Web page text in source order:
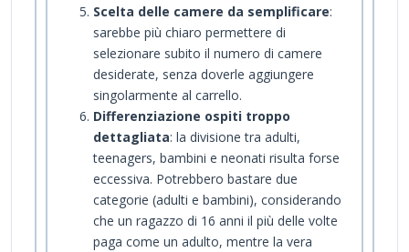
Scelta delle camere da semplificare:
sarebbe più chiaro permettere di
selezionare subito il numero di camere
desiderate, senza doverle aggiungere
singolarmente al carrello.
Differenziazione ospiti troppo
dettagliata: la divisione tra adulti,
teenagers, bambini e neonati risulta forse
eccessiva. Potrebbero bastare due
categorie (adulti e bambini), considerando
che un ragazzo di 16 anni il più delle volte
paga come un adulto, mentre la vera